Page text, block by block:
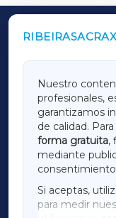
Nuestro
profesionales,
garantizamos
de calidad.
forma gratuita,
mediante
Si aceptas,
para medir
OUTROS